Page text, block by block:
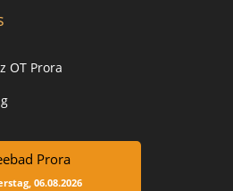
OT Prora
Prora
06.08.2026